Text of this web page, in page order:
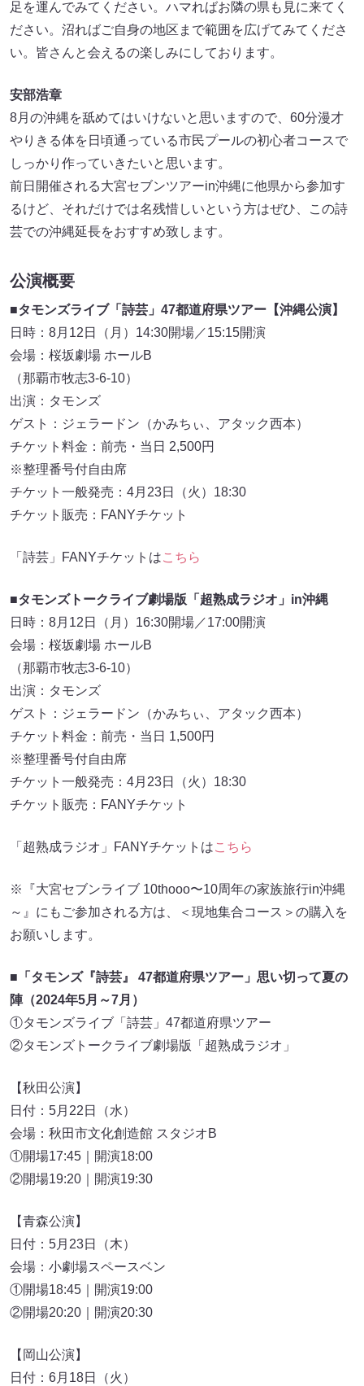
足を運んでみてください。ハマればお隣の県も見に来てく
ださい。沼ればご自身の地区まで範囲を広げてみてくださ
い。皆さんと会えるの楽しみにしております。
安部浩章
8月の沖縄を舐めてはいけないと思いますので、60分漫才
やりきる体を日頃通っている市民プールの初心者コースで
しっかり作っていきたいと思います。
前日開催される大宮セブンツアーin沖縄に他県から参加す
るけど、それだけでは名残惜しいという方はぜひ、この詩
芸での沖縄延長をおすすめ致します。
公演概要
■タモンズライブ「詩芸」47都道府県ツアー【沖縄公演】
日時：8月12日（月）14:30開場／15:15開演
会場：桜坂劇場 ホールB
（那覇市牧志3-6-10）
出演：タモンズ
ゲスト：ジェラードン（かみちぃ、アタック西本）
チケット料金：前売・当日 2,500円
※整理番号付自由席
チケット一般発売：4月23日（火）18:30
チケット販売：FANYチケット
「詩芸」FANYチケットはこちら
■タモンズトークライブ劇場版「超熟成ラジオ」in沖縄
日時：8月12日（月）16:30開場／17:00開演
会場：桜坂劇場 ホールB
（那覇市牧志3-6-10）
出演：タモンズ
ゲスト：ジェラードン（かみちぃ、アタック西本）
チケット料金：前売・当日 1,500円
※整理番号付自由席
チケット一般発売：4月23日（火）18:30
チケット販売：FANYチケット
「超熟成ラジオ」FANYチケットはこちら
※『大宮セブンライブ 10thooo〜10周年の家族旅行in沖縄
～』にもご参加される方は、＜現地集合コース＞の購入を
お願いします。
■ 「タモンズ『詩芸』 47都道府県ツアー」思い切って夏の
陣（2024年5月～7月）
①タモンズライブ「詩芸」47都道府県ツアー
②タモンズトークライブ劇場版「超熟成ラジオ」
【秋田公演】
日付：5月22日（水）
会場：秋田市文化創造館 スタジオB
①開場17:45｜開演18:00
②開場19:20｜開演19:30
【青森公演】
日付：5月23日（木）
会場：小劇場スペースベン
①開場18:45｜開演19:00
②開場20:20｜開演20:30
【岡山公演】
日付：6月18日（火）